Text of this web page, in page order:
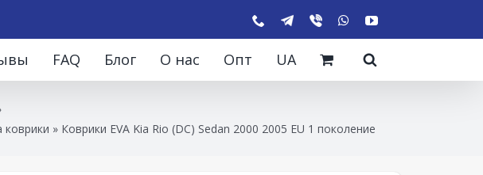
FAQ Блог О нас Опт UA
коврики » Коврики EVA Kia Rio (DC) Sedan 2000 2005 EU 1 поколение